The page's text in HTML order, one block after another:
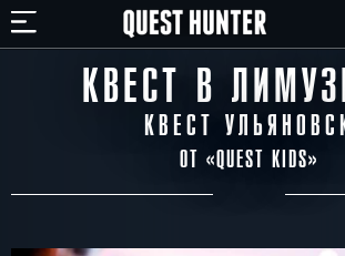
КВЕСТ В
КВЕСТ
ОТ «QUEST KIDS»